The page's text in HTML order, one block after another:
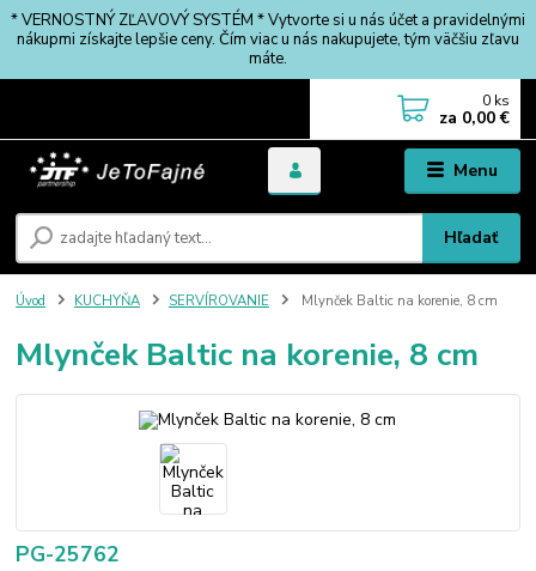
* VERNOSTNÝ ZĽAVOVÝ SYSTÉM * Vytvorte si u nás účet a pravidelnými
nákupmi získajte lepšie ceny. Čím viac u nás nakupujete, tým väčšiu zľavu
máte.
Menu
Hľadať
0 ks
za 0,00 €
Úvod KUCHYŇA SERVÍROVANIE Mlynček Baltic na korenie, 8 cm
Mlynček Baltic na korenie, 8 cm
PG-25762